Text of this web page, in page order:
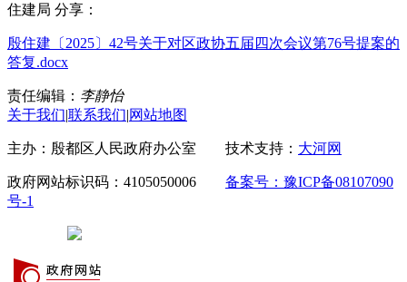
住建局 分享：
殷住建〔2025〕42号关于对区政协五届四次会议第76号提案的
答复.docx
责任编辑： 李静怡
关于我们|联系我们|网站地图
主办：殷都区人民政府办公室 技术支持： 大河网
政府网站标识码：4105050006 备案号：豫ICP备08107090
号-1